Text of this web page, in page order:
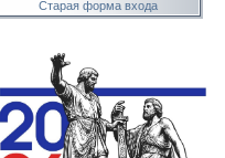
Старая форма входа